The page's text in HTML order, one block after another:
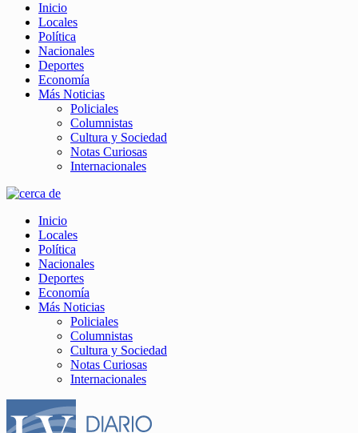
Inicio
Locales
Política
Nacionales
Deportes
Economía
Más Noticias
Policiales
Columnistas
Cultura y Sociedad
Notas Curiosas
Internacionales
Inicio
Locales
Política
Nacionales
Deportes
Economía
Más Noticias
Policiales
Columnistas
Cultura y Sociedad
Notas Curiosas
Internacionales